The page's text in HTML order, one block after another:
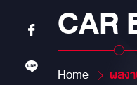
CAR
Home ผลง